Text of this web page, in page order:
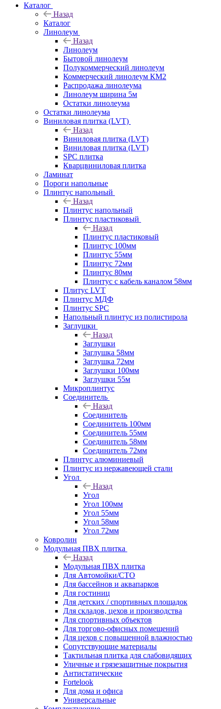
Каталог
Назад
Каталог
Линолеум
Назад
Линолеум
Бытовой линолеум
Полукоммерческий линолеум
Коммерческий линолеум КМ2
Распродажа линолеума
Линолеум ширина 5м
Остатки линолеума
Остатки линолеума
Виниловая плитка (LVT)
Назад
Виниловая плитка (LVT)
Виниловая плитка (LVT)
SPC плитка
Кварцвиниловая плитка
Ламинат
Пороги напольные
Плинтус напольный
Назад
Плинтус напольный
Плинтус пластиковый
Назад
Плинтус пластиковый
Плинтус 100мм
Плинтус 55мм
Плинтус 72мм
Плинтус 80мм
Плинтус с кабель каналом 58мм
Плитус LVT
Плинтус МДФ
Плинтус SPC
Напольный плинтус из полистирола
Заглушки
Назад
Заглушки
Заглушка 58мм
Заглушка 72мм
Заглушки 100мм
Заглушки 55м
Микроплинтус
Соединитель
Назад
Соединитель
Соединитель 100мм
Соединитель 55мм
Соединитель 58мм
Соединитель 72мм
Плинтус алюминиевый
Плинтус из нержавеющей стали
Угол
Назад
Угол
Угол 100мм
Угол 55мм
Угол 58мм
Угол 72мм
Ковролин
Модульная ПВХ плитка
Назад
Модульная ПВХ плитка
Для Автомойки/СТО
Для бассейнов и аквапарков
Для гостиниц
Для детских / спортивных площадок
Для складов, цехов и производства
Для спортивных объектов
Для торгово-офисных помещений
Для цехов с повышенной влажностью
Сопутствующие материалы
Тактильная плитка для слабовидящих
Уличные и грязезащитные покрытия
Антистатические
Fortelook
Для дома и офиса
Универсальные